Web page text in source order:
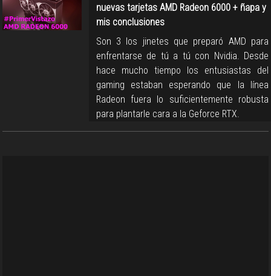
nuevas tarjetas AMD Radeon 6000 + ñapa y
mis conclusiones
Son 3 los jinetes que preparó AMD para
enfrentarse de tú a tú con Nvidia. Desde
hace mucho tiempo los entusiastas del
gaming estaban esperando que la línea
Radeon fuera lo suficientemente robusta
para plantarle cara a la Geforce RTX.